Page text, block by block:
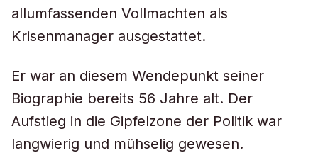
allumfassenden Vollmachten als
Krisenmanager ausgestattet.
Er war an diesem Wendepunkt seiner
Biographie bereits 56 Jahre alt. Der
Aufstieg in die Gipfelzone der Politik war
langwierig und mühselig gewesen.